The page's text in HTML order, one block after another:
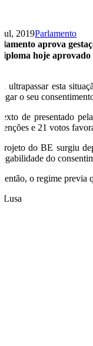
2019Parlamento
aprova
hoje aprovado
ultrapassar esta
o seu
de presentado
e 21 votos
do BE surgiu
do
então, o regime previa
Lusa